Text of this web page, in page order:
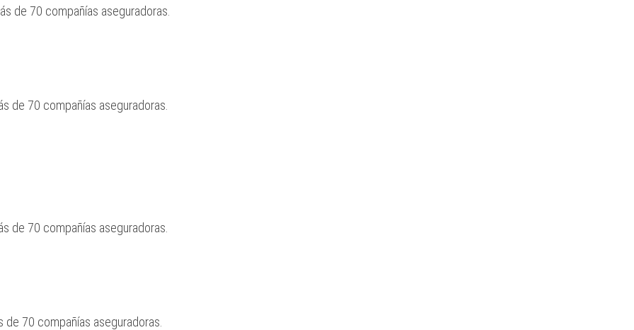
de 70 compañías aseguradoras.
de 70 compañías aseguradoras.
de 70 compañías aseguradoras.
70 compañías aseguradoras.